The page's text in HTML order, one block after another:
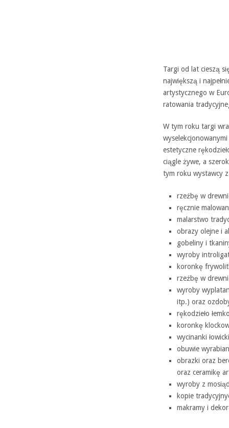
Targi od lat cieszą
największą i
artystycznego w
ratowania
W tym roku targi
estetyczne
ciągle żywe, a
tym roku wystawcy
rzeźbę w
ręcznie
malarstwo
obrazy olejne i
gobeliny i
wyroby
koronkę
rzeźbę w
wyroby
itp.) oraz
rękodzieło
koronkę
wycinanki
obuwie
obrazki oraz
oraz ceramikę
wyroby z
kopie
makramy i